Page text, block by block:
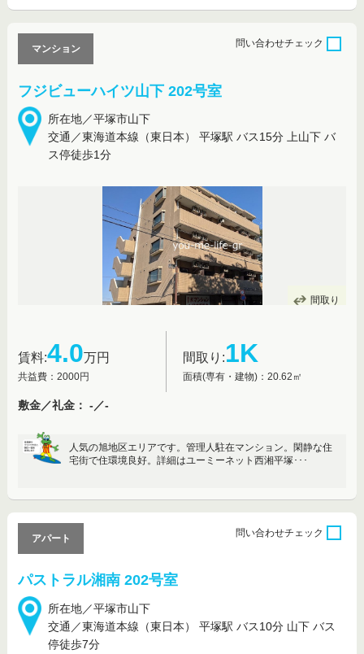
フジビューハイツ山下 202号室
所在地／平塚市山下
交通／東海道本線（東日本） 平塚駅 バス15分 上山下 バ
ス停徒歩1分
マンション
問い合わせチェック
間取り
賃料:4.0万円
共益費：2000円
間取り:1K
面積(専有・建物)：20.62㎡
敷金／礼金： -／-
人気の旭地区エリアです。管理人駐在マンション。閑静な住
宅街で住環境良好。詳細はユーミーネット西湘平塚･･･
パストラル湘南 202号室
所在地／平塚市山下
交通／東海道本線（東日本） 平塚駅 バス10分 山下 バス
停徒歩7分
アパート
問い合わせチェック